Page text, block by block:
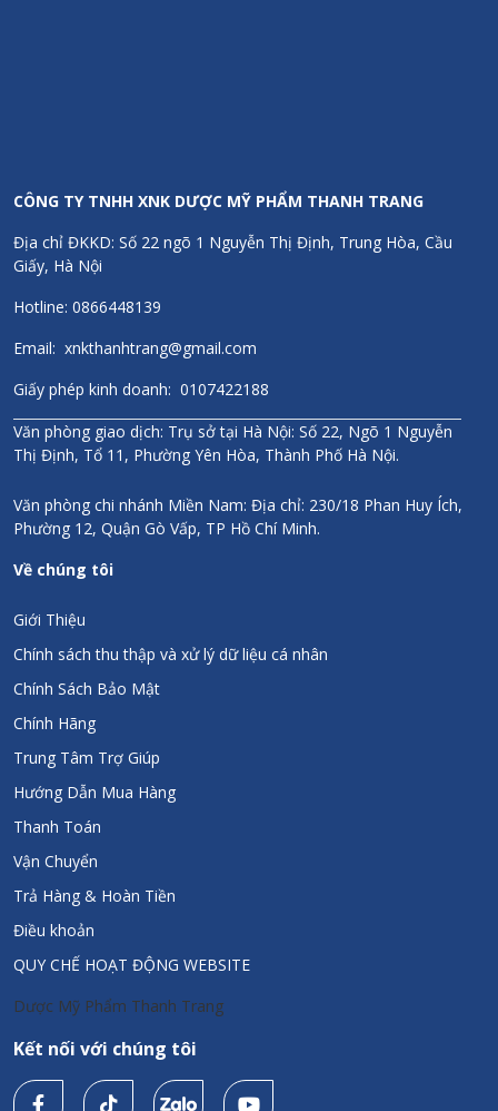
CÔNG TY TNHH XNK DƯỢC MỸ PHẨM THANH TRANG
Địa chỉ ĐKKD: Số 22 ngõ 1 Nguyễn Thị Định, Trung Hòa, Cầu
Giấy, Hà Nội
Hotline: 0866448139
Email: xnkthanhtrang@gmail.com
Giấy phép kinh doanh: 0107422188
Văn phòng giao dịch: Trụ sở tại Hà Nội: Số 22, Ngõ 1 Nguyễn
Thị Định, Tổ 11, Phường Yên Hòa, Thành Phố Hà Nội.
Văn phòng chi nhánh Miền Nam: Địa chỉ: 230/18 Phan Huy Ích,
Phường 12, Quận Gò Vấp, TP Hồ Chí Minh.
Về chúng tôi
Giới Thiệu
Chính sách thu thập và xử lý dữ liệu cá nhân
Chính Sách Bảo Mật
Chính Hãng
Trung Tâm Trợ Giúp
Hướng Dẫn Mua Hàng
Thanh Toán
Vận Chuyển
Trả Hàng & Hoàn Tiền
Điều khoản
QUY CHẾ HOẠT ĐỘNG WEBSITE
Dược Mỹ Phẩm Thanh Trang
Kết nối với chúng tôi